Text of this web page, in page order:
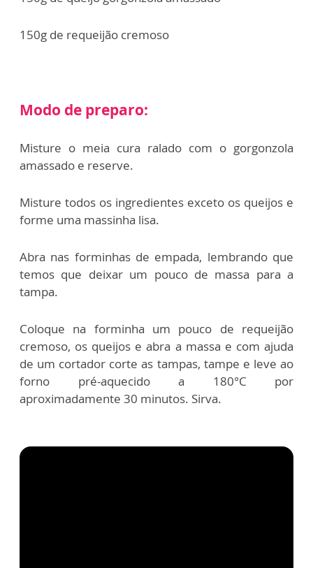
150g de requeijão cremoso
Modo de preparo:
Misture o meia cura ralado com o gorgonzola
amassado e reserve.
Misture todos os ingredientes exceto os queijos e
forme uma massinha lisa.
Abra nas forminhas de empada, lembrando que
temos que deixar um pouco de massa para a
tampa.
Coloque na forminha um pouco de requeijão
cremoso, os queijos e abra a massa e com ajuda
de um cortador corte as tampas, tampe e leve ao
forno pré-aquecido a 180°C por
aproximadamente 30 minutos. Sirva.